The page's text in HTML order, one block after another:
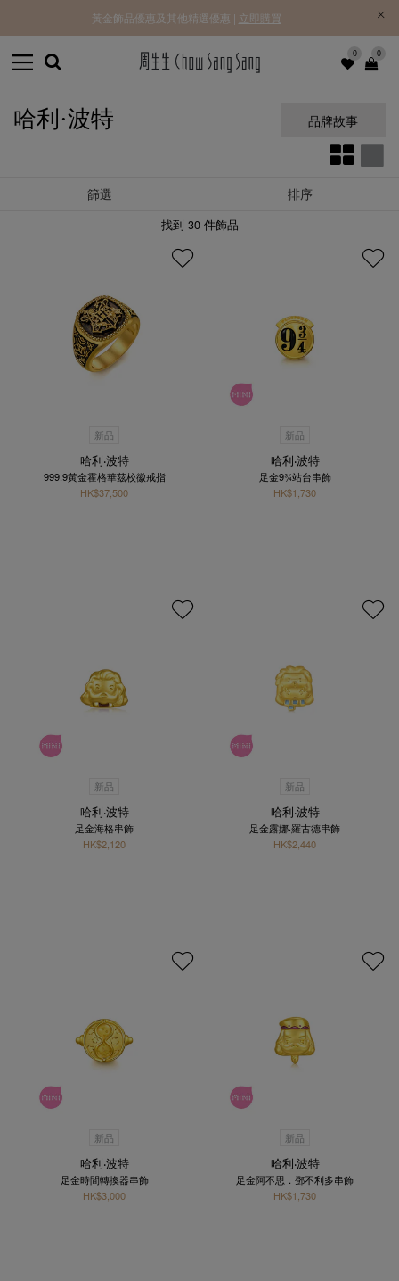
0 0
黃金飾品優惠及其他精選優惠 | 立即購買
哈利·波特 品牌故事
篩選 排序
找到 30件飾品
新品
哈利‧波特
999.9黃金霍格華茲校徽戒指
HK$37,500
新品
哈利‧波特
足金9¾站台串飾
HK$1,730
新品
哈利‧波特
足金海格串飾
HK$2,120
新品
哈利‧波特
足金露娜‧羅古德串飾
HK$2,440
新品
哈利‧波特
足金時間轉換器串飾
HK$3,000
新品
哈利‧波特
足金阿不思．鄧不利多串飾
HK$1,730